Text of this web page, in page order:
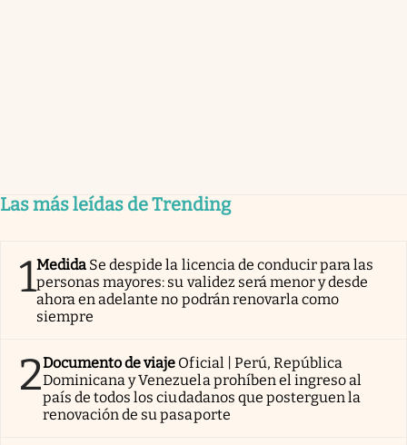
Las más leídas de Trending
1Medida Se despide la licencia de conducir para las
personas mayores: su validez será menor y desde
ahora en adelante no podrán renovarla como
siempre
2Documento de viaje Oficial | Perú, República
Dominicana y Venezuela prohíben el ingreso al
país de todos los ciudadanos que posterguen la
renovación de su pasaporte